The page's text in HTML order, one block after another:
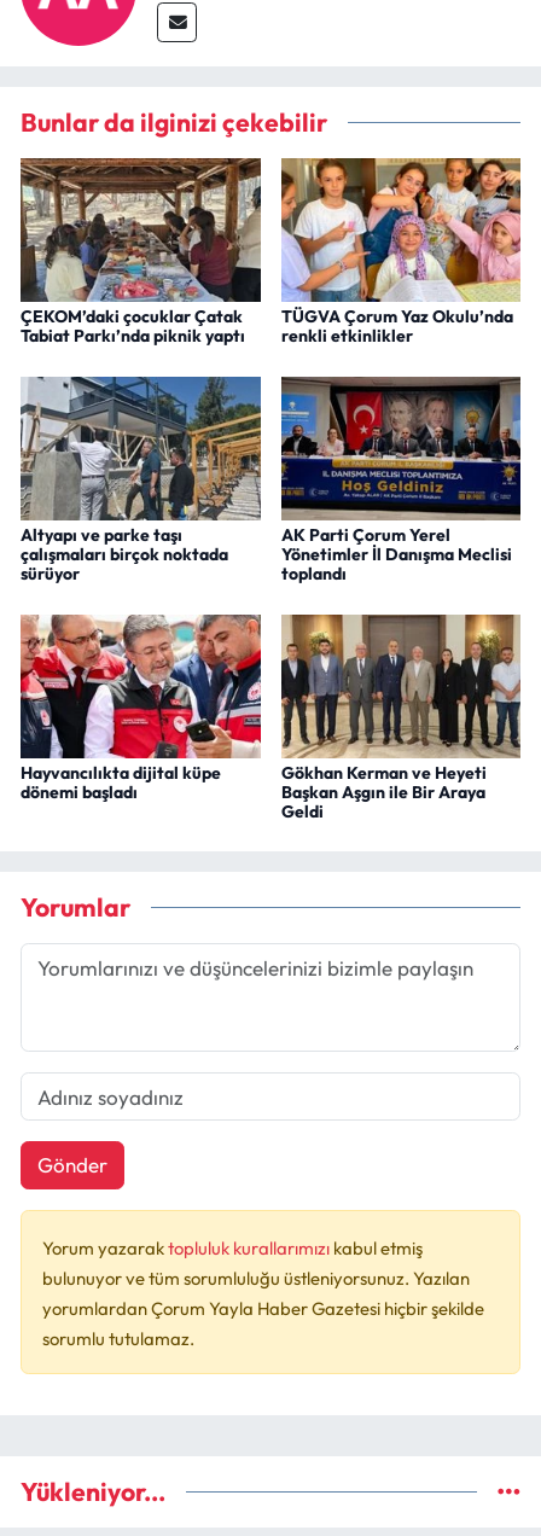
Bunlar da ilginizi çekebilir
ÇEKOM’daki çocuklar Çatak
Tabiat Parkı’nda piknik yaptı
TÜGVA Çorum Yaz Okulu’nda
renkli etkinlikler
Altyapı ve parke taşı
çalışmaları birçok noktada
sürüyor
AK Parti Çorum Yerel
Yönetimler İl Danışma Meclisi
toplandı
Hayvancılıkta dijital küpe
dönemi başladı
Gökhan Kerman ve Heyeti
Başkan Aşgın ile Bir Araya
Geldi
Yorumlar
Gönder
Yorum yazaraktopluluk kurallarımızı kabul etmiş
bulunuyor ve tüm sorumluluğu üstleniyorsunuz. Yazılan
yorumlardan Çorum Yayla Haber Gazetesi hiçbir şekilde
sorumlu tutulamaz.
Yükleniyor...